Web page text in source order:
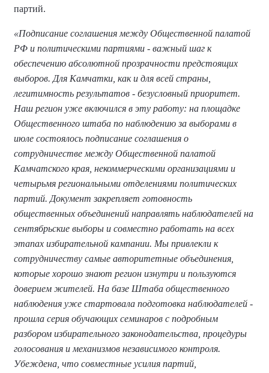
партий.
«Подписание соглашения между Общественной палатой
РФ и политическими партиями - важный шаг к
обеспечению абсолютной прозрачности предстоящих
выборов. Для Камчатки, как и для всей страны,
легитимность результатов - безусловный приоритет.
Наш регион уже включился в эту работу: на площадке
Общественного штаба по наблюдению за выборами в
июле состоялось подписание соглашения о
сотрудничестве между Общественной палатой
Камчатского края, некоммерческими организациями и
четырьмя региональными отделениями политических
партий. Документ закрепляет готовность
общественных объединений направлять наблюдателей на
сентябрьские выборы и совместно работать на всех
этапах избирательной кампании. Мы привлекли к
сотрудничеству самые авторитетные объединения,
которые хорошо знают регион изнутри и пользуются
доверием жителей. На базе Штаба общественного
наблюдения уже стартовала подготовка наблюдателей -
прошла серия обучающих семинаров с подробным
разбором избирательного законодательства, процедуры
голосования и механизмов независимого контроля.
Убеждена, что совместные усилия партий,